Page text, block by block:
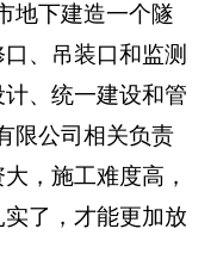
地下建造一个隧
、吊装口和监测
、统一建设和管
限公司相关负责
，施工难度高，
了，才能更加放